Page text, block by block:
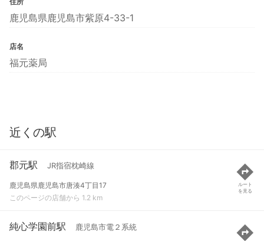
鹿児島県鹿児島市紫原4-33-1
店名
福元薬局
近くの駅
郡元駅 JR指宿枕崎線
鹿児島県鹿児島市唐湊4丁目17
このページの店舗から 1.2 km
ルート
を見る
純心学園前駅 鹿児島市電２系統